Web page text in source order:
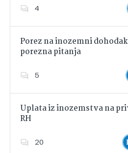
4
Porez na inozemni
porezna pitanja
5
Uplata iz inozemstva na
RH
20